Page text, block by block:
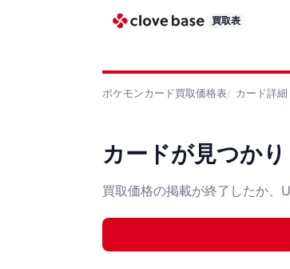
買取表
ポケモンカード買取価格表 カード詳細
カードが見つか
買取価格の掲載が終了したか、